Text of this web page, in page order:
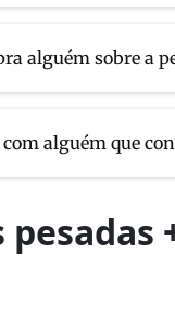
alguém sobre a
alguém que